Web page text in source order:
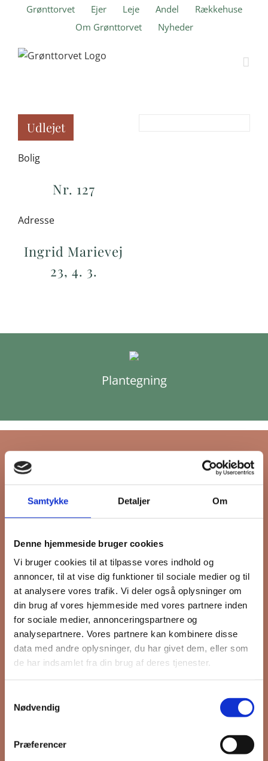
Samtykke Detaljer Om
Denne hjemmeside bruger cookies
Vi bruger cookies til at tilpasse vores indhold og
annoncer, til at vise dig funktioner til sociale medier og til
at analysere vores trafik. Vi deler også oplysninger om
din brug af vores hjemmeside med vores partnere inden
for sociale medier, annonceringspartnere og
analysepartnere. Vores partnere kan kombinere disse
data med andre oplysninger, du har givet dem, eller som
de har indsamlet fra din brug af deres tjenester.
Nødvendig
Præferencer
Grønttorvet Ejer Leje Andel
Rækkehuse
Om Grønttorvet
Nyheder
Udlejet
Bolig
Nr. 127
Adresse
Ingrid Marievej
23, 4. 3.
Plantegning
Tilmeld dig FB
nyhedsbrev
Hold dig opdateret på hvad der sker
på Grønttorvet. I vores nyhedsbrev
sender vi blandt andet invitation til
VIP Åbent Hus, når vi sætter nye
boliger til salg og udlejning, så du